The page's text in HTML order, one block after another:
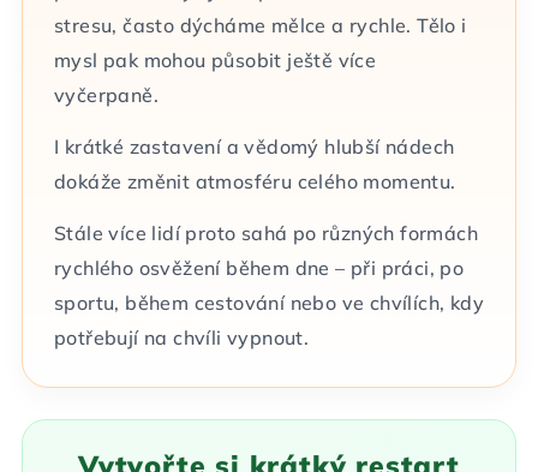
stresu, často dýcháme mělce a rychle. Tělo i
mysl pak mohou působit ještě více
vyčerpaně.
I krátké zastavení a vědomý hlubší nádech
dokáže změnit atmosféru celého momentu.
Stále více lidí proto sahá po různých formách
rychlého osvěžení během dne – při práci, po
sportu, během cestování nebo ve chvílích, kdy
potřebují na chvíli vypnout.
Vytvořte si krátký restart